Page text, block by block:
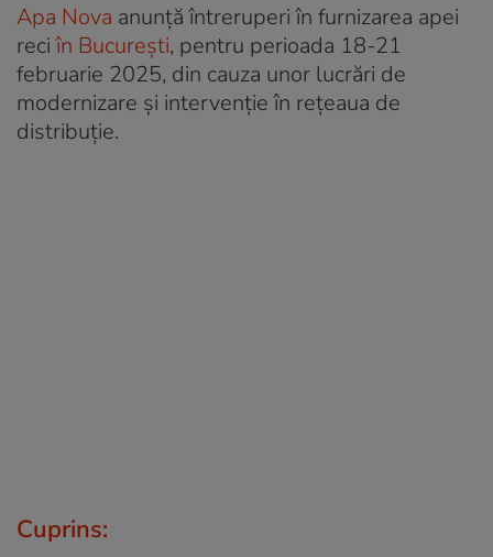
Apa Nova anunță întreruperi în furnizarea apei
reciîn București, pentru perioada 18-21
februarie 2025, din cauza unor lucrări de
modernizare și intervenție în rețeaua de
distribuție.
Cuprins: